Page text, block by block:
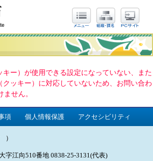
キー）が使用できる設定になっていない、また
クッキー）に対応していないため、お問い合わ
せん。
項 個人情報保護 アクセシビリティ
）
字江向510番地 0838-25-3131(代表)